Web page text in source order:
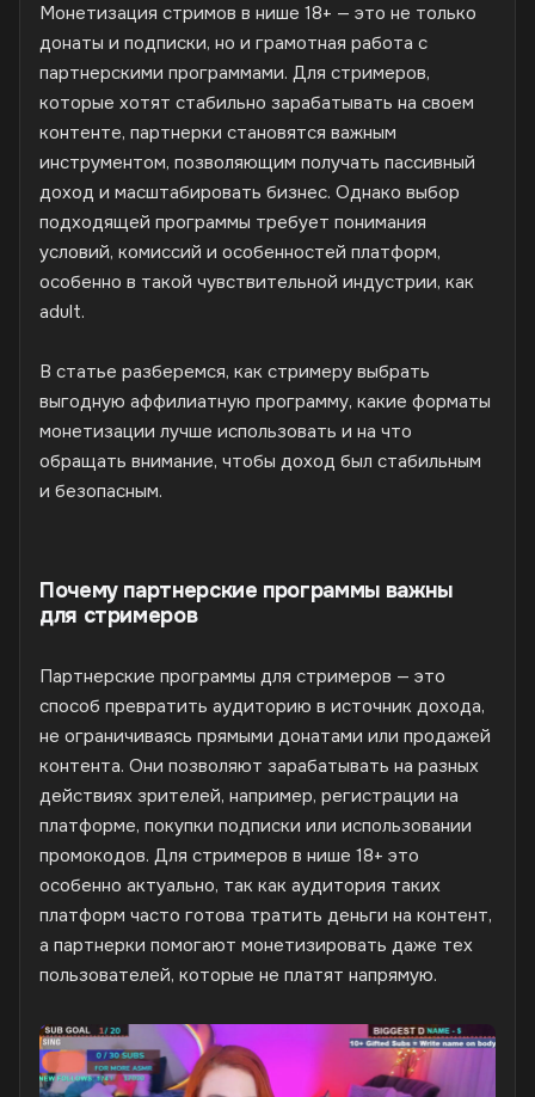
Монетизация стримов в нише 18+ — это не только
донаты и подписки, но и грамотная работа с
партнерскими программами. Для стримеров,
которые хотят стабильно зарабатывать на своем
контенте, партнерки становятся важным
инструментом, позволяющим получать пассивный
доход и масштабировать бизнес. Однако выбор
подходящей программы требует понимания
условий, комиссий и особенностей платформ,
особенно в такой чувствительной индустрии, как
adult.
В статье разберемся, как стримеру выбрать
выгодную аффилиатную программу, какие форматы
монетизации лучше использовать и на что
обращать внимание, чтобы доход был стабильным
и безопасным.
Почему партнерские программы важны
для стримеров
Партнерские программы для стримеров — это
способ превратить аудиторию в источник дохода,
не ограничиваясь прямыми донатами или продажей
контента. Они позволяют зарабатывать на разных
действиях зрителей, например, регистрации на
платформе, покупки подписки или использовании
промокодов. Для стримеров в нише 18+ это
особенно актуально, так как аудитория таких
платформ часто готова тратить деньги на контент,
а партнерки помогают монетизировать даже тех
пользователей, которые не платят напрямую.